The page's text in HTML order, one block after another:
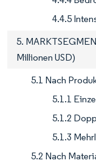
4.4.5
5.
Millionen USD)
5.1 Nach
5.1.1
5.1.2
5.1.3
5.2 Nach